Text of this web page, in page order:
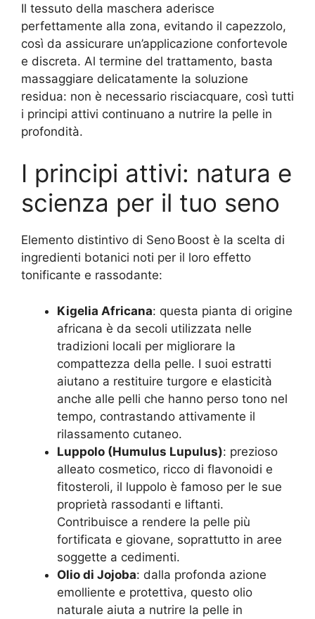
Il tessuto della maschera aderisce
perfettamente alla zona, evitando il capezzolo,
così da assicurare un’applicazione confortevole
e discreta. Al termine del trattamento, basta
massaggiare delicatamente la soluzione
residua: non è necessario risciacquare, così tutti
i principi attivi continuano a nutrire la pelle in
profondità.
I principi attivi: natura e
scienza per il tuo seno
Elemento distintivo di Seno Boost è la scelta di
ingredienti botanici noti per il loro effetto
tonificante e rassodante:
Kigelia Africana: questa pianta di origine
africana è da secoli utilizzata nelle
tradizioni locali per migliorare la
compattezza della pelle. I suoi estratti
aiutano a restituire turgore e elasticità
anche alle pelli che hanno perso tono nel
tempo, contrastando attivamente il
rilassamento cutaneo.
Luppolo (Humulus Lupulus): prezioso
alleato cosmetico, ricco di flavonoidi e
fitosteroli, il luppolo è famoso per le sue
proprietà rassodanti e liftanti.
Contribuisce a rendere la pelle più
fortificata e giovane, soprattutto in aree
soggette a cedimenti.
Olio di Jojoba: dalla profonda azione
emolliente e protettiva, questo olio
naturale aiuta a nutrire la pelle in